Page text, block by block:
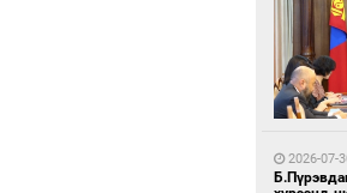
13
2026-07-